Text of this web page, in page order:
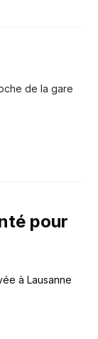
de la gare
pour
à Lausanne